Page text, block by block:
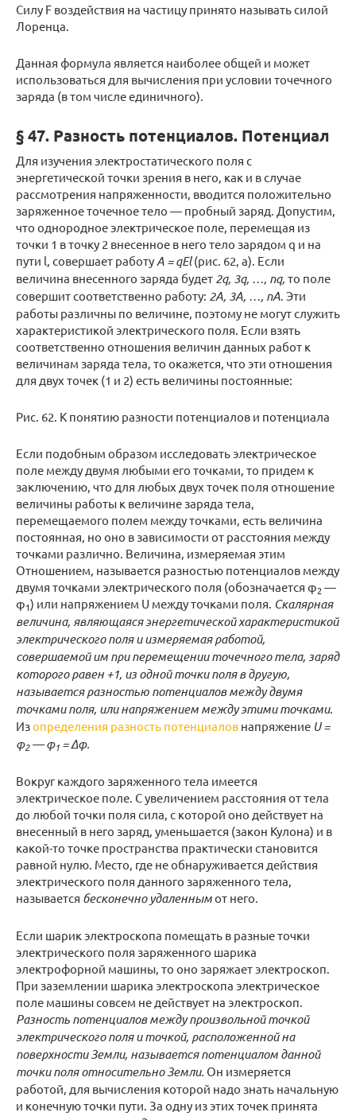
Силу F воздействия на частицу принято называть силой
Лоренца.
Данная формула является наиболее общей и может
использоваться для вычисления при условии точечного
заряда (в том числе единичного).
§ 47. Разность потенциалов. Потенциал
Для изучения электростатического поля с
энергетической точки зрения в него, как и в случае
рассмотрения напряженности, вводится положительно
заряженное точечное тело — пробный заряд. Допустим,
что однородное электрическое поле, перемещая из
точки 1 в точку 2 внесенное в него тело зарядом q и на
пути l, совершает работу A = qEl(рис. 62, а). Если
величина внесенного заряда будет 2q, 3q, …, nq, то поле
совершит соответственно работу: 2А, 3А, …, nА . Эти
работы различны по величине, поэтому не могут служить
характеристикой электрического поля. Если взять
соответственно отношения величин данных работ к
величинам заряда тела, то окажется, что эти отношения
для двух точек (1 и 2) есть величины постоянные:
Рис. 62. К понятию разности потенциалов и потенциала
Если подобным образом исследовать электрическое
поле между двумя любыми его точками, то придем к
заключению, что для любых двух точек поля отношение
величины работы к величине заряда тела,
перемещаемого полем между точками, есть величина
постоянная, но оно в зависимости от расстояния между
точками различно. Величина, измеряемая этим
Отношением, называется разностью потенциалов между
двумя точками электрического поля (обозначается φ2 —
φ1) или напряжением U между точками поля. Скалярная
величина, являющаяся энергетической характеристикой
электрического поля и измеряемая работой,
совершаемой им при перемещении точечного тела, заряд
которого равен +1, из одной точки поля в другую,
называется разностью потенциалов между двумя
точками поля, или напряжением между этими точками.
Изопределения разность потенциалов напряжение U =
φ2— φ1 = Δφ.
Вокруг каждого заряженного тела имеется
электрическое поле. С увеличением расстояния от тела
до любой точки поля сила, с которой оно действует на
внесенный в него заряд, уменьшается (закон Кулона) и в
какой-то точке пространства практически становится
равной нулю. Место, где не обнаруживается действия
электрического поля данного заряженного тела,
называется бесконечно удаленнымот него.
Если шарик электроскопа помещать в разные точки
электрического поля заряженного шарика
электрофорной машины, то оно заряжает электроскоп.
При заземлении шарика электроскопа электрическое
поле машины совсем не действует на электроскоп.
Разность потенциалов между произвольной точкой
электрического поля и точкой, расположенной на
поверхности Земли, называется потенциалом данной
точки поля относительно Земли. Он измеряется
работой, для вычисления которой надо знать начальную
и конечную точки пути. За одну из этих точек принята